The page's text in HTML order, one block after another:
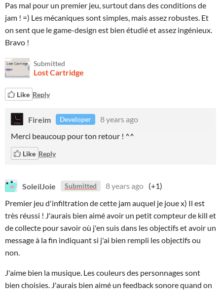
Pas mal pour un premier jeu, surtout dans des conditions de
jam ! =) Les mécaniques sont simples, mais assez robustes. Et
on sent que le game-design est bien étudié et assez ingénieux.
Bravo !
Submitted
Lost Cartridge
Like Reply
Fireim Developer
8 years ago
Merci beaucoup pour ton retour ! ^^
Like Reply
SoleilJoie Submitted 8 years ago (+1)
Premier jeu d'infiltration de cette jam auquel je joue x) Il est
très réussi ! J'aurais bien aimé avoir un petit compteur de kill et
de collecte pour savoir où j'en suis dans les objectifs et avoir un
message à la fin indiquant si j'ai bien rempli les objectifs ou
non.
J'aime bien la musique. Les couleurs des personnages sont
bien choisies. J'aurais bien aimé un feedback sonore quand on